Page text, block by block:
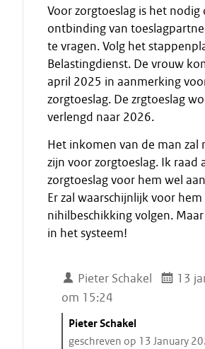
Voor zorgtoeslag is het nodig
ontbinding van
te vragen. Volg het
Belastingdienst. De vrouw
april 2025 in aanmerking
zorgtoeslag. De zrgtoeslag
verlengd naar 2026.
Het inkomen van de man zal
zijn voor zorgtoeslag. Ik raad
zorgtoeslag voor hem wel
Er zal waarschijnlijk voor hem
nihilbeschikking volgen.
in het systeem!
Pieter Schakel
13
om 15:24
C
i
Pieter Schakel
geschreven op 13 January